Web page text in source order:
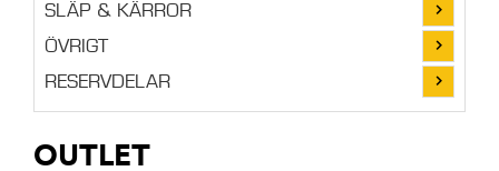
SLÄP & KÄRROR
ÖVRIGT
RESERVDELAR
OUTLET